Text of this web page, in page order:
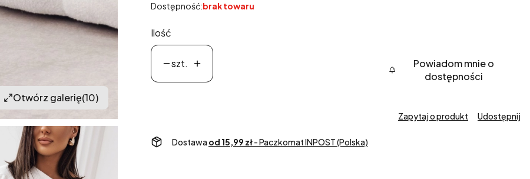
Otwórz galerię(10)
Dostępność:brak towaru
Ilość
szt.
Powiadom mnie o
dostępności
Zapytaj o produkt Udostępnij
Dostawa od 15,99 zł- Paczkomat INPOST (Polska)